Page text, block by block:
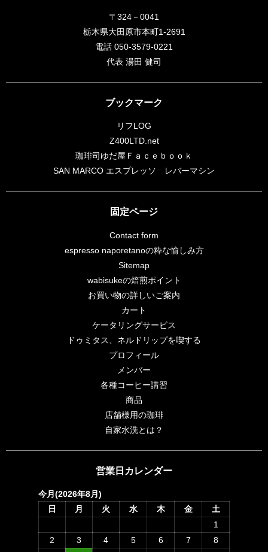
〒324－0041
栃木県大田原市本町1-2691
電話 050-3579-0221
代表 湯田 健司
ブックマーク
リフLOG
Z400LTD.net
珈琲司ゆだ屋Ｆａｃｅｂｏｏｋ
SAN MARCO エスプレッソ レバーマシン
固定ページ
Contact form
espresso naporetanoの粋な愉しみ方
Sitemap
wabisukeの焙煎ポイント
お買い物の詳しいご案内
カート
ケータリングサービス
ドゥミタス、ネルドリップを喫する
プロフィール
メンバー
各種コーヒー講習
商品
店舗様用の珈琲
自家水洗とは？
営業日カレンダー
今月(2026年8月)
日
月 火 水 木 金
土
1
2
3 4 5 6 7
8